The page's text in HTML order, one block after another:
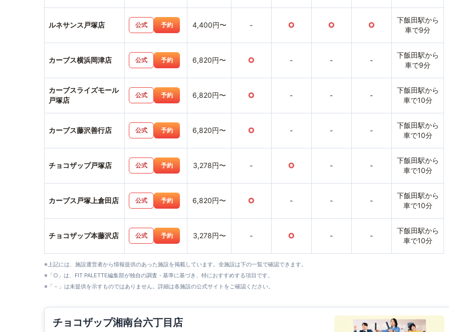
ルネサンス戸塚店 公式 予約 4,400円〜 - ○ ○ ○
下飯田駅から
車で9分
カーブス横浜岡津店 公式 予約 6,820円〜 ○ - - -
下飯田駅から
車で9分
カーブスライズモール
戸塚店
公式 予約 6,820円〜 ○ - - -
下飯田駅から
車で10分
カーブス藤沢善行店 公式 予約 6,820円〜 ○ - - -
下飯田駅から
車で10分
チョコザップ戸塚店 公式 予約 3,278円〜 - ○ - -
下飯田駅から
車で10分
カーブス戸塚上倉田店 公式 予約 6,820円〜 ○ - - -
下飯田駅から
車で10分
チョコザップ本藤沢店 公式 予約 3,278円〜 - ○ - -
下飯田駅から
車で10分
※上記には、施設運営者から情報提供のあった施設を掲載しています。全施設は下の一覧で確認できます。
※「○」は、FIT PALETTE編集部が独自の調査・基準に基づき、特におすすめする項目です。
※「－」は未提供を示すものではありません。詳細は各施設の公式サイトをご確認ください。
チョコザップ湘南台六丁目店